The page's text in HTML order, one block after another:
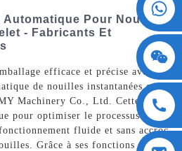
Automatique Pour Nouilles
- Fabricants Et
efficace et précise avec la
de nouilles instantanées en
Machinery Co., Ltd. Cette
pour optimiser le processus
fluide et sans accroc
Grâce à ses fonctions